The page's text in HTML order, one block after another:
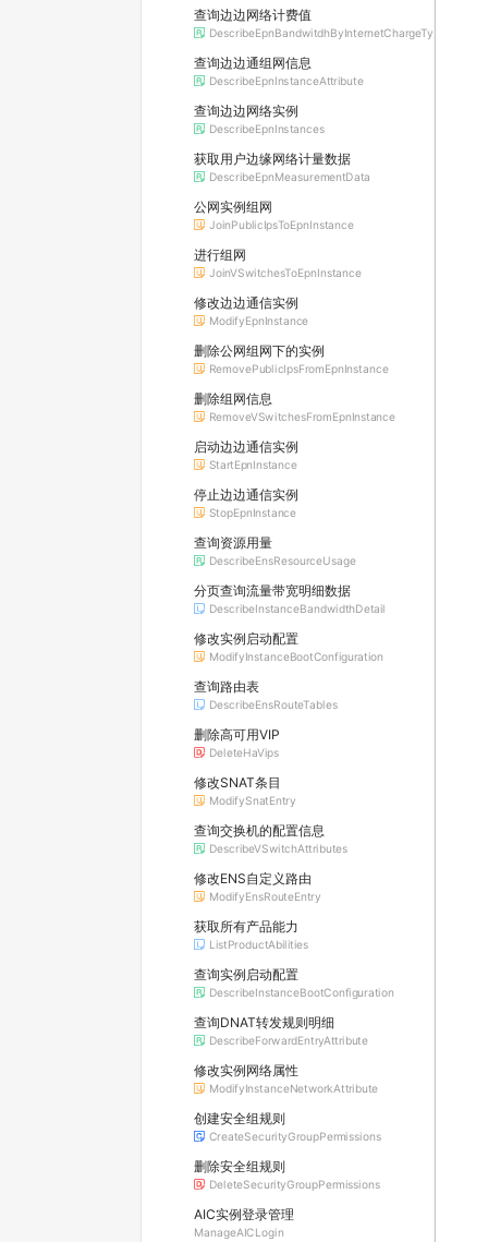
查询边边网络计费值
DescribeEpnBandwitdhByInternetChargeType
查询边边通组网信息
DescribeEpnInstanceAttribute
查询边边网络实例
DescribeEpnInstances
获取用户边缘网络计量数据
DescribeEpnMeasurementData
公网实例组网
JoinPublicIpsToEpnInstance
进行组网
JoinVSwitchesToEpnInstance
修改边边通信实例
ModifyEpnInstance
删除公网组网下的实例
RemovePublicIpsFromEpnInstance
删除组网信息
RemoveVSwitchesFromEpnInstance
启动边边通信实例
StartEpnInstance
停止边边通信实例
StopEpnInstance
查询资源用量
DescribeEnsResourceUsage
分页查询流量带宽明细数据
DescribeInstanceBandwidthDetail
修改实例启动配置
ModifyInstanceBootConfiguration
查询路由表
DescribeEnsRouteTables
删除高可用VIP
DeleteHaVips
修改SNAT条目
ModifySnatEntry
查询交换机的配置信息
DescribeVSwitchAttributes
修改ENS自定义路由
ModifyEnsRouteEntry
获取所有产品能力
ListProductAbilities
查询实例启动配置
DescribeInstanceBootConfiguration
查询DNAT转发规则明细
DescribeForwardEntryAttribute
修改实例网络属性
ModifyInstanceNetworkAttribute
创建安全组规则
CreateSecurityGroupPermissions
删除安全组规则
DeleteSecurityGroupPermissions
AIC实例登录管理
ManageAICLogin